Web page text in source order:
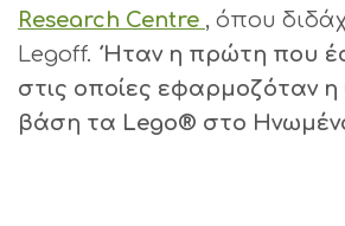
Research Centre , όπου
Legoff.Ήταν η πρώτη που
στις οποίες εφαρμοζόταν
βάση τα Lego® στο